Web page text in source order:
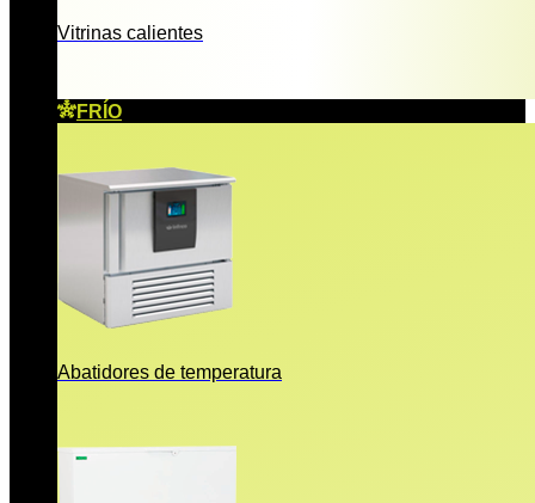
Vitrinas calientes
FRÍO
Abatidores de temperatura